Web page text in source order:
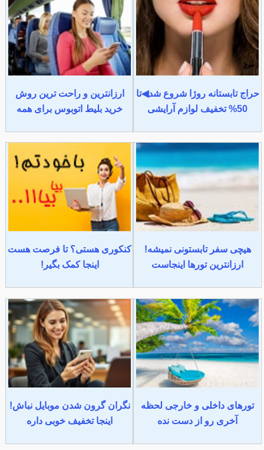
حراج تابستانه روژا شروع شد◀تا
50% تخفیف لوازم آرایشی
ارزانترین و راحت ترین روش
خرید بلیط اتوبوس برای همه
هیچی سفر تابستونی نمیشه!
ارزانترین تورها اینجاست
کنکوری هستی؟ تا فرصت هست
اینجا کمک بگیر!
تورهای داخلی و خارجی لحظه
آخری رو از دست نده
نگران گرون شدن موبایل نباش!
اینجا تخفیف خوبی داره